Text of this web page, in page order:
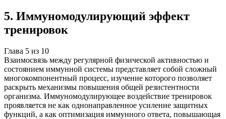
5. Иммуномодулирующий эффект
тренировок
Глава 5 из 10
Взаимосвязь между регулярной физической активностью и
состоянием иммунной системы представляет собой сложный
многокомпонентный процесс, изучение которого позволяет
раскрыть механизмы повышения общей резистентности
организма. Иммуномодулирующее воздействие тренировок
проявляется не как однонаправленное усиление защитных
функций, а как оптимизация иммунного ответа, повышающая